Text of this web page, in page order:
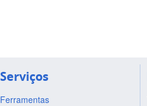
Serviços
Ferramentas